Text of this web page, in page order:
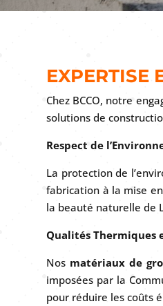
EXPERTISE
Chez BCCO, notre
solutions de
Respect de
La protection de
fabrication à la mise
la beauté naturelle de
Qualités Thermiques
Nos matériaux de
imposées par la
pour réduire les coûts